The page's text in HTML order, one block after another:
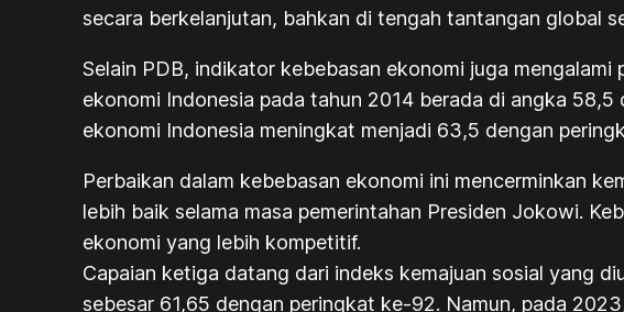
secara berkelanjutan, bahkan di tengah tantangan global
Selain PDB, indikator kebebasan ekonomi juga
ekonomi Indonesia pada tahun 2014 berada di angka
ekonomi Indonesia meningkat menjadi 63,5 dengan
Perbaikan dalam kebebasan ekonomi ini mencerminkan
lebih baik selama masa pemerintahan Presiden Jokowi.
ekonomi yang lebih kompetitif.
Capaian ketiga datang dari indeks kemajuan sosial yang
sebesar 61,65 dengan peringkat ke-92. Namun, pada